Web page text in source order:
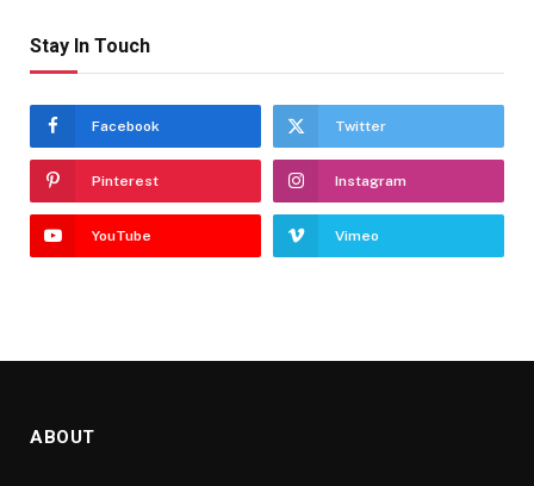
Stay In Touch
Facebook Twitter
Pinterest Instagram
YouTube Vimeo
ABOUT